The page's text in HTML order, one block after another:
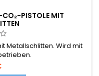
PISTOLE MIT
Metallschlitten. Wird mit